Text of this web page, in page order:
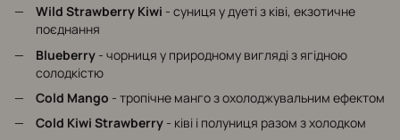
Wild Strawberry Kiwi - суниця у дуеті з ківі, екзотичне
поєднання
Blueberry - чорниця у природному вигляді з ягідною
солодкістю
Cold Mango - тропічне манго з охолоджувальним ефектом
Cold Kiwi Strawberry - ківі і полуниця разом з холодком